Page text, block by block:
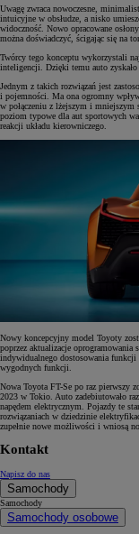
Uwagę zwraca nowoczesne,
intuicyjne w obsłudze, a nisko
widoczność. Nowo opracowane
można doświadczyć, ścigając się na
Twórcy tego konceptu wykorzystali
inteligencji. Dzięki temu auto zyskało
Jednym z takich rozwiązań jest
i pojemności. Ma ona ogromny
w połączeniu z lżejszym i mniejszym
poziom typowe dla aut sportowych
reakcji układu kierowniczego.
Nowy koncepcyjny model Toyoty
poprzez aktualizacje
indywidualnego dostosowania
wygodnych funkcji.
Nowa Toyota FT-Se po raz pierwszy
2023 w Tokio. Auto zadebiutowało
napędem elektrycznym. Pojazdy te
rozwiązaniach w dziedzinie
zupełnie nowe możliwości i wniosą
Kontakt
Napisz do nas
Samochody
Samochody
Samochody osobowe